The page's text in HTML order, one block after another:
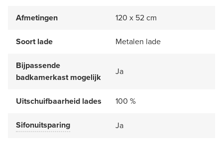
Afmetingen 120 x 52 cm
Soort lade Metalen lade
Bijpassende
badkamerkast mogelijk
Ja
Uitschuifbaarheid lades 100 %
Sifonuitsparing Ja